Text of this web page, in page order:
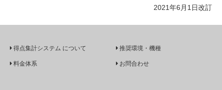
2021年6月1日改訂
得点集計システム について
料金体系
推奨環境・機種
お問合わせ